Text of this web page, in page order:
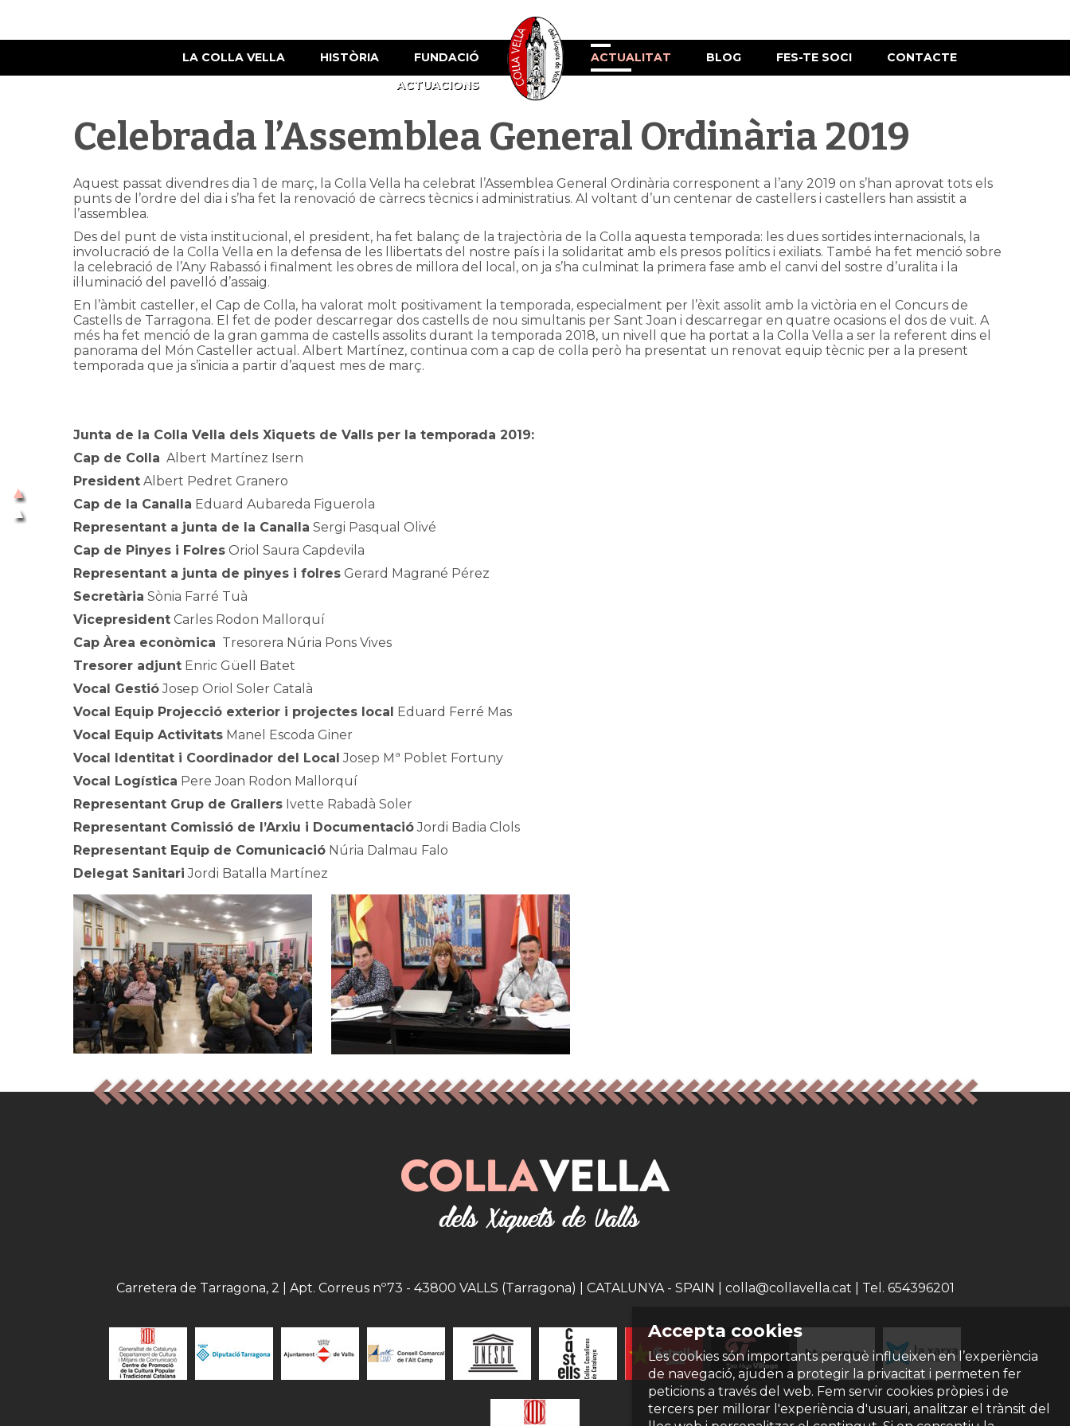
LA COLLA VELLA HISTÒRIA
FUNDACIÓ
ACTUACIONS
ACTUALITAT BLOG FES-TE SOCI CONTACTE
Celebrada l’Assemblea General Ordinària 2019
Aquest passat divendres dia 1 de març, la Colla Vella ha celebrat l’Assemblea General Ordinària corresponent a l’any 2019 on s’han aprovat tots els
punts de l’ordre del dia i s’ha fet la renovació de càrrecs tècnics i administratius. Al voltant d’un centenar de castellers i castellers han assistit a
l’assemblea.
Des del punt de vista institucional, el president, ha fet balanç de la trajectòria de la Colla aquesta temporada: les dues sortides internacionals, la
involucració de la Colla Vella en la defensa de les llibertats del nostre país i la solidaritat amb els presos polítics i exiliats. També ha fet menció sobre
la celebració de l’Any Rabassó i finalment les obres de millora del local, on ja s’ha culminat la primera fase amb el canvi del sostre d’uralita i la
il·luminació del pavelló d’assaig.
En l’àmbit casteller, el Cap de Colla, ha valorat molt positivament la temporada, especialment per l’èxit assolit amb la victòria en el Concurs de
Castells de Tarragona. El fet de poder descarregar dos castells de nou simultanis per Sant Joan i descarregar en quatre ocasions el dos de vuit. A
més ha fet menció de la gran gamma de castells assolits durant la temporada 2018, un nivell que ha portat a la Colla Vella a ser la referent dins el
panorama del Món Casteller actual. Albert Martínez, continua com a cap de colla però ha presentat un renovat equip tècnic per a la present
temporada que ja s’inicia a partir d’aquest mes de març.
Junta de la Colla Vella dels Xiquets de Valls per la temporada 2019:
Cap de Colla Albert Martínez Isern
President Albert Pedret Granero
Cap de la Canalla Eduard Aubareda Figuerola
Representant a junta de la Canalla Sergi Pasqual Olivé
Cap de Pinyes i Folres Oriol Saura Capdevila
Representant a junta de pinyes i folres Gerard Magrané Pérez
Secretària Sònia Farré Tuà
Vicepresident Carles Rodon Mallorquí
Cap Àrea econòmica Tresorera Núria Pons Vives
Tresorer adjunt Enric Güell Batet
Vocal GestióJosep Oriol Soler Català
Vocal Equip Projecció exterior i projectes local Eduard Ferré Mas
Vocal Equip Activitats Manel Escoda Giner
Vocal Identitat i Coordinador del Local Josep Mª Poblet Fortuny
Vocal Logística Pere Joan Rodon Mallorquí
Representant Grup de Grallers Ivette Rabadà Soler
Representant Comissió de l’Arxiu i DocumentacióJordi Badia Clols
Representant Equip de Comunicació Núria Dalmau Falo
Delegat Sanitari Jordi Batalla Martínez
Accepta cookies
Les cookies són importants perquè influeixen en l’experiència
de navegació, ajuden a protegir la privacitat i permeten fer
peticions a través del web. Fem servir cookies pròpies i de
tercers per millorar l'experiència d'usuari, analitzar el trànsit del
Carretera de Tarragona, 2 | Apt. Correus nº73 - 43800 VALLS (Tarragona) | CATALUNYA - SPAIN | colla@collavella.cat | Tel. 654396201